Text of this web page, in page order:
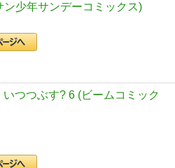
ン少年サンデーコミックス)
いつつぶす? 6 (ビームコミック